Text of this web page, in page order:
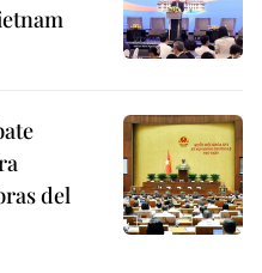
del